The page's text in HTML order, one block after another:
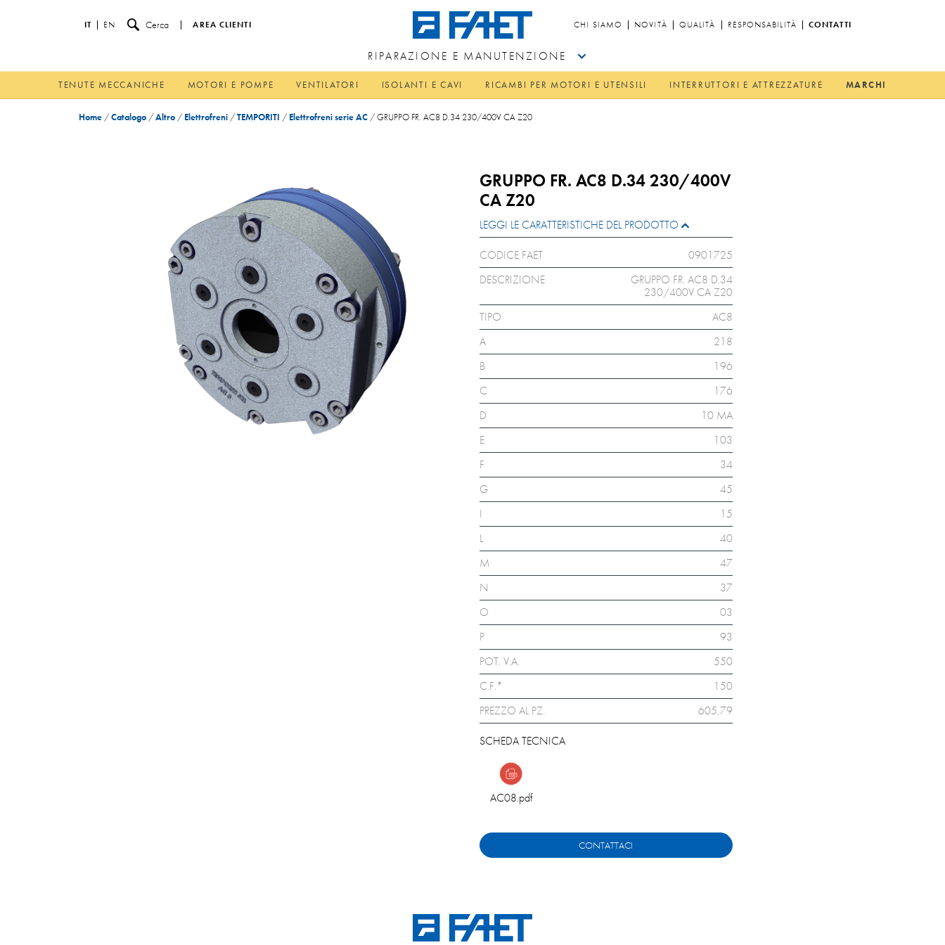
IT EN Cerca AREA CLIENTI CHI SIAMO NOVITÀ QUALITÀ RESPONSABILITÀ CONTATTI
RIPARAZIONE E MANUTENZIONE
TENUTE MECCANICHE MOTORI E POMPE VENTILATORI ISOLANTI E CAVI RICAMBI PER MOTORI E UTENSILI INTERRUTTORI E ATTREZZATURE MARCHI
Home /Catalogo /Altro / Elettrofreni /TEMPORITI / Elettrofreni serie AC /GRUPPO FR. AC8 D.34 230/400V CA Z20
GRUPPO FR. AC8 D.34 230/400V
CA Z20
LEGGI LE CARATTERISTICHE DEL PRODOTTO
CODICE FAET
0901725
DESCRIZIONE
GRUPPO FR. AC8 D.34
230/400V CA Z20
TIPO
AC8
A
218
B
196
C
176
D
10 MA
E
103
F
34
G
45
I
15
L
40
M
47
N
37
O
03
P
93
POT. V.A.
550
C.F.*
150
PREZZO AL PZ.
605,79
SCHEDA TECNICA
AC08.pdf
CONTATTACI